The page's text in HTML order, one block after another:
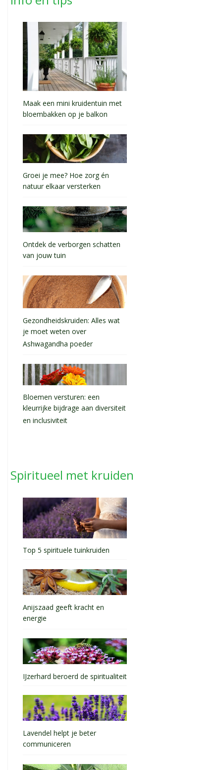
Maak een mini kruidentuin met
bloembakken op je balkon
Groei je mee? Hoe zorg én
natuur elkaar versterken
Ontdek de verborgen schatten
van jouw tuin
Gezondheidskruiden: Alles wat
je moet weten over
Ashwagandha poeder
Bloemen versturen: een
kleurrijke bijdrage aan diversiteit
en inclusiviteit
Spiritueel met kruiden
Top 5 spirituele tuinkruiden
Anijszaad geeft kracht en
energie
IJzerhard beroerd de spiritualiteit
Lavendel helpt je beter
communiceren